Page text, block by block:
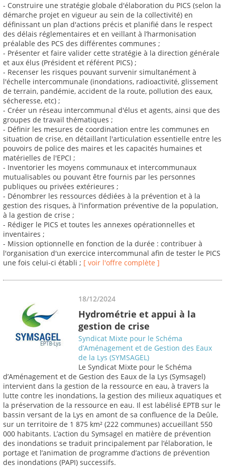
- Construire une stratégie globale d'élaboration du PICS (selon la
démarche projet en vigueur au sein de la collectivité) en
définissant un plan d'actions précis et planifié dans le respect
des délais réglementaires et en veillant à l’harmonisation
préalable des PCS des différentes communes ;
- Présenter et faire valider cette stratégie à la direction générale
et aux élus (Président et référent PICS) ;
- Recenser les risques pouvant survenir simultanément à
l'échelle intercommunale (inondations, radioactivité, glissement
de terrain, pandémie, accident de la route, pollution des eaux,
sécheresse, etc) ;
- Créer un réseau intercommunal d'élus et agents, ainsi que des
groupes de travail thématiques ;
- Définir les mesures de coordination entre les communes en
situation de crise, en détaillant l'articulation essentielle entre les
pouvoirs de police des maires et les capacités humaines et
matérielles de l'EPCI ;
- Inventorier les moyens communaux et intercommunaux
mutualisables ou pouvant être fournis par les personnes
publiques ou privées extérieures ;
- Dénombrer les ressources dédiées à la prévention et à la
gestion des risques, à l'information préventive de la population,
à la gestion de crise ;
- Rédiger le PICS et toutes les annexes opérationnelles et
inventaires ;
- Mission optionnelle en fonction de la durée : contribuer à
l'organisation d'un exercice intercommunal afin de tester le PICS
une fois celui-ci établi ; [ voir l'offre complète ]
18/12/2024
Hydrométrie et appui à la
gestion de crise
Syndicat Mixte pour le Schéma
d’Aménagement et de Gestion des Eaux
de la Lys (SYMSAGEL)
Le Syndicat Mixte pour le Schéma
d’Aménagement et de Gestion des Eaux de la Lys (Symsagel)
intervient dans la gestion de la ressource en eau, à travers la
lutte contre les inondations, la gestion des milieux aquatiques et
la préservation de la ressource en eau. Il est labélisé EPTB sur le
bassin versant de la Lys en amont de sa confluence de la Deûle,
sur un territoire de 1 875 km² (222 communes) accueillant 550
000 habitants. L’action du Symsagel en matière de prévention
des inondations se traduit principalement par l’élaboration, le
portage et l’animation de programme d’actions de prévention
des inondations (PAPI) successifs.